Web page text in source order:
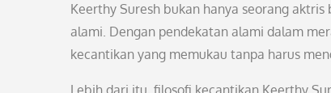
Keerthy Suresh bukan hanya seorang
alami. Dengan pendekatan alami dalam
kecantikan yang memukau tanpa harus
Lebih dari itu, filosofi kecantikan Keerthy